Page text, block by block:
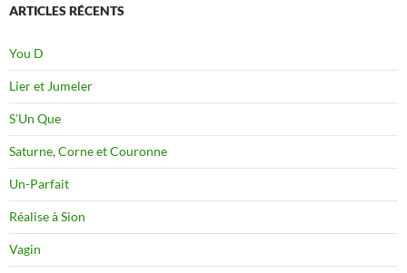
ARTICLES RÉCENTS
You D
Lier et Jumeler
S’Un Que
Saturne, Corne et Couronne
Un-Parfait
Réalise à Sion
Vagin